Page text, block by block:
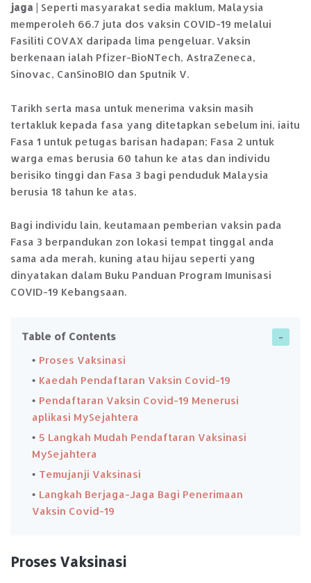
jaga | Seperti masyarakat sedia maklum, Malaysia
memperoleh 66.7 juta dos vaksin COVID-19 melalui
Fasiliti COVAX daripada lima pengeluar. Vaksin
berkenaan ialah Pfizer-BioNTech, AstraZeneca,
Sinovac, CanSinoBIO dan Sputnik V.
Tarikh serta masa untuk menerima vaksin masih
tertakluk kepada fasa yang ditetapkan sebelum ini, iaitu
Fasa 1 untuk petugas barisan hadapan; Fasa 2 untuk
warga emas berusia 60 tahun ke atas dan individu
berisiko tinggi dan Fasa 3 bagi penduduk Malaysia
berusia 18 tahun ke atas.
Bagi individu lain, keutamaan pemberian vaksin pada
Fasa 3 berpandukan zon lokasi tempat tinggal anda
sama ada merah, kuning atau hijau seperti yang
dinyatakan dalam Buku Panduan Program Imunisasi
COVID-19 Kebangsaan.
Table of Contents
Proses Vaksinasi
Kaedah Pendaftaran Vaksin Covid-19
Pendaftaran Vaksin Covid-19 Menerusi
aplikasi MySejahtera
5 Langkah Mudah Pendaftaran Vaksinasi
MySejahtera
Temujanji Vaksinasi
Langkah Berjaga-Jaga Bagi Penerimaan
Vaksin Covid-19
Proses Vaksinasi